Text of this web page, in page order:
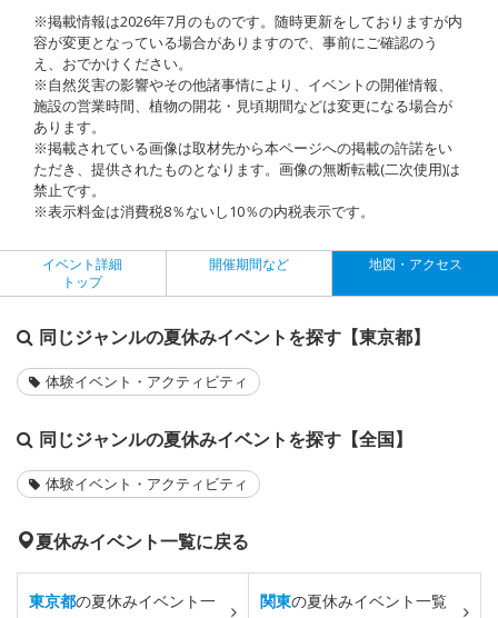
※掲載情報は2026年7月のものです。随時更新をしておりますが内
容が変更となっている場合がありますので、事前にご確認のう
え、おでかけください。
※自然災害の影響やその他諸事情により、イベントの開催情報、
施設の営業時間、植物の開花・見頃期間などは変更になる場合が
あります。
※掲載されている画像は取材先から本ページへの掲載の許諾をい
ただき、提供されたものとなります。画像の無断転載(二次使用)は
禁止です。
※表示料金は消費税8％ないし10％の内税表示です。
イベント詳細
トップ
開催期間など 地図・アクセス
同じジャンルの夏休みイベントを探す【東京都】
体験イベント・アクティビティ
同じジャンルの夏休みイベントを探す【全国】
体験イベント・アクティビティ
夏休みイベント一覧に戻る
東京都の夏休みイベント一
関東の夏休みイベント一覧